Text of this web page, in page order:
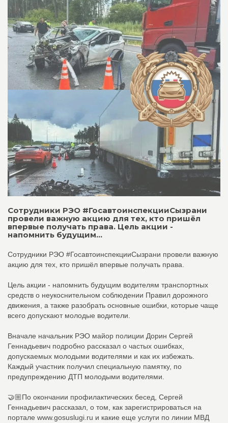
Сотрудники РЭО #ГосавтоинспекцииСызрани
провели важную акцию для тех, кто пришёл
впервые получать права. Цель акции -
напомнить будущим...
Сотрудники РЭО #ГосавтоинспекцииСызрани провели важную
акцию для тех, кто пришёл впервые получать права.
Цель акции - напомнить будущим водителям транспортных
средств о неукоснительном соблюдении Правил дорожного
движения, а также разобрать основные ошибки, которые чаще
всего допускают молодые водители.
Вначале начальник РЭО майор полиции Дорин Сергей
Геннадьевич подробно рассказал о частых ошибках,
допускаемых молодыми водителями и как их избежать.
Каждый участник получил специальную памятку, по
предупреждению ДТП молодыми водителями.
🤝🏼По окончании профилактических бесед, Сергей
Геннадьевич рассказал, о том, как зарегистрироваться на
портале www.gosuslugi.ru и какие еще услуги по линии МВД